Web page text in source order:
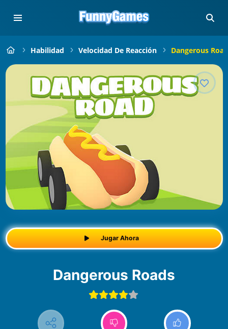
Habilidad Velocidad De Reacción Dangerous
Jugar Ahora
Dangerous Roads